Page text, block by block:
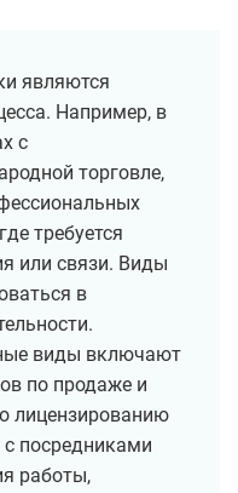
являются
Например, в
с
торговле,
требуется
или связи. Виды
в
виды включают
по продаже и
лицензированию
посредниками
работы,